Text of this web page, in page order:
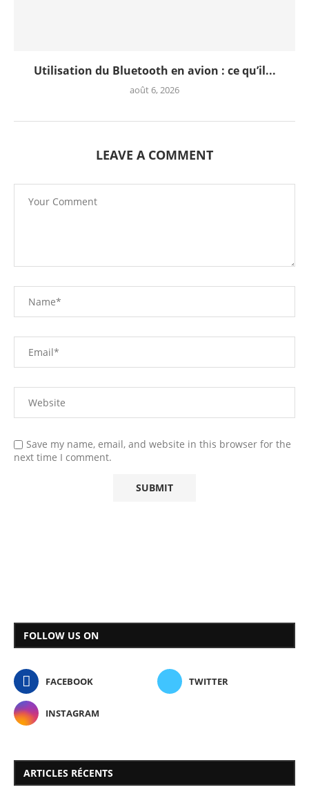
Utilisation du Bluetooth en avion : ce qu’il...
août 6, 2026
LEAVE A COMMENT
Save my name, email, and website in this browser for the
next time I comment.
FOLLOW US ON
FACEBOOK TWITTER
INSTAGRAM
ARTICLES RÉCENTS